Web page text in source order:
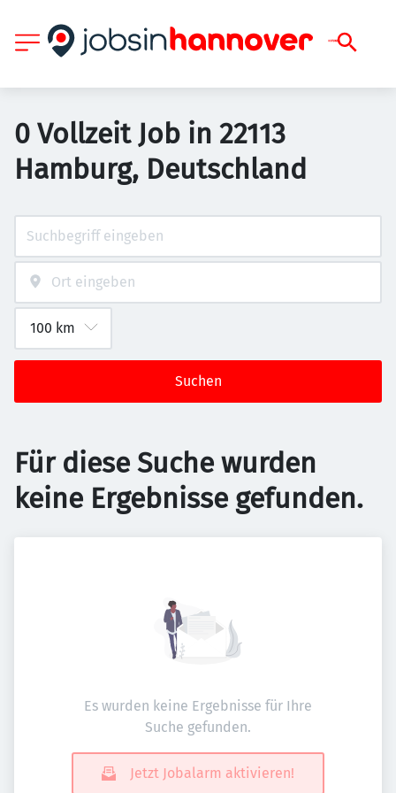
0 Vollzeit Job in 22113
Hamburg, Deutschland
Suchen
Für diese Suche wurden
keine Ergebnisse gefunden.
Es wurden keine Ergebnisse für Ihre
Suche gefunden.
Jetzt Jobalarm aktivieren!